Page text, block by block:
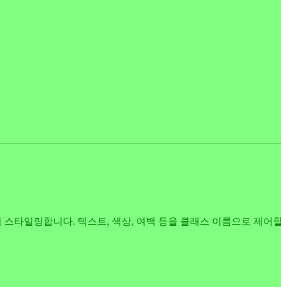
타일링합니다. 텍스트, 색상, 여백 등을 클래스 이름으로 제어